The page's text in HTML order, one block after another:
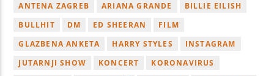
ANTENA ZAGREB ARIANA GRANDE
BILLIE EILISH
BULLHIT
DM ED SHEERAN
FILM
GLAZBENA ANKETA
HARRY STYLES
INSTAGRAM
JUTARNJI SHOW
KONCERT
KORONAVIRUS